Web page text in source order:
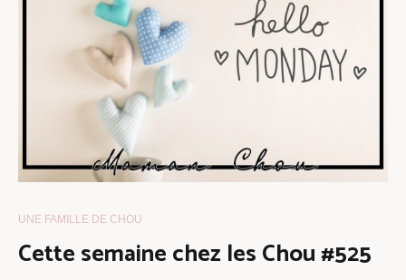
UNE FAMILLE DE CHOU
Cette semaine chez les Chou #525